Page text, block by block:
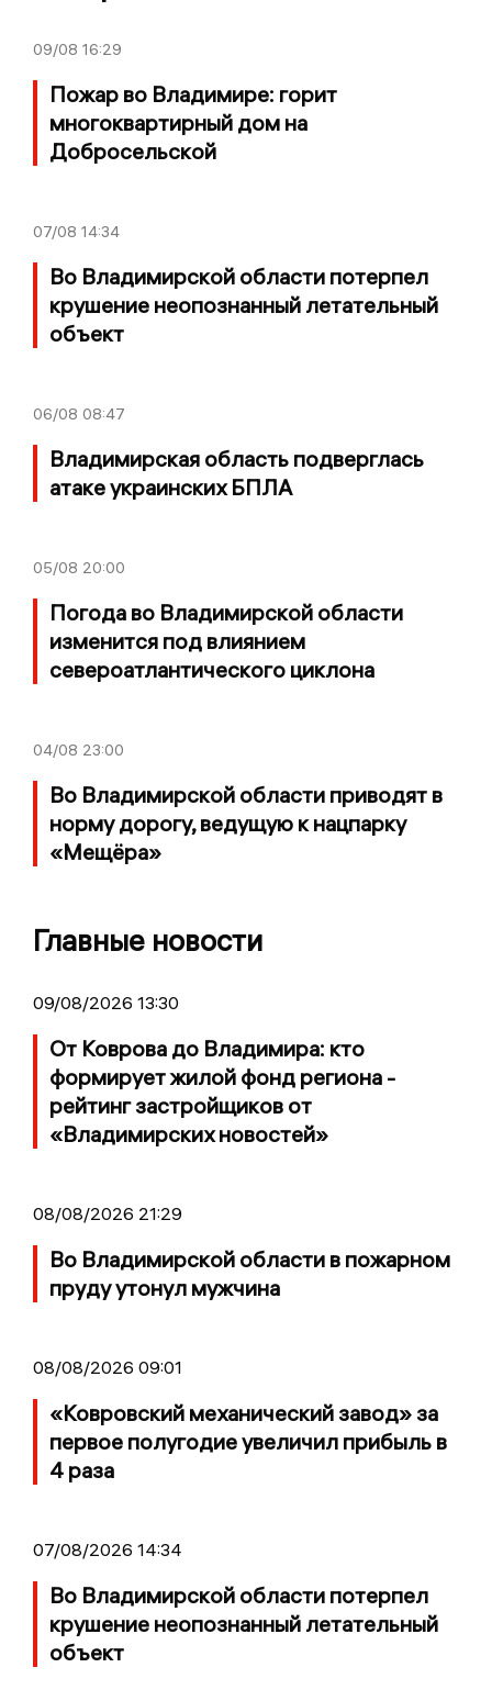
09/08 16:29
Пожар во Владимире: горит
многоквартирный дом на
Добросельской
07/08 14:34
Во Владимирской области потерпел
крушение неопознанный летательный
объект
06/08 08:47
Владимирская область подверглась
атаке украинских БПЛА
05/08 20:00
Погода во Владимирской области
изменится под влиянием
североатлантического циклона
04/08 23:00
Во Владимирской области приводят в
норму дорогу, ведущую к нацпарку
«Мещёра»
Главные новости
09/08/2026 13:30
От Коврова до Владимира: кто
формирует жилой фонд региона -
рейтинг застройщиков от
«Владимирских новостей»
08/08/2026 21:29
Во Владимирской области в пожарном
пруду утонул мужчина
08/08/2026 09:01
«Ковровский механический завод» за
первое полугодие увеличил прибыль в
4 раза
07/08/2026 14:34
Во Владимирской области потерпел
крушение неопознанный летательный
объект